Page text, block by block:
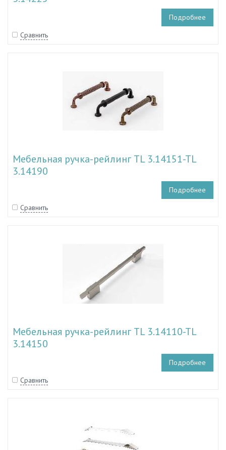
Подробнее
Сравнить
Мебельная ручка-рейлинг TL 3.14151-TL
3.14190
Подробнее
Сравнить
Мебельная ручка-рейлинг TL 3.14110-TL
3.14150
Подробнее
Сравнить